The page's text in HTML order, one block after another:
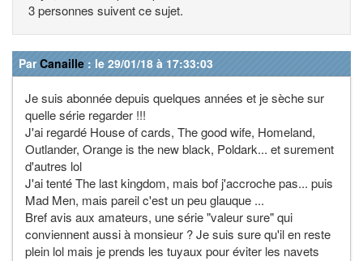
3 personnes suivent ce sujet.
ParCanaille : le 29/01/18 à 17:33:03
Je suis abonnée depuis quelques années et je sèche sur
quelle série regarder !!!
J'ai regardé House of cards, The good wife, Homeland,
Outlander, Orange is the new black, Poldark... et surement
d'autres lol
J'ai tenté The last kingdom, mais bof j'accroche pas... puis
Mad Men, mais pareil c'est un peu glauque ...
Bref avis aux amateurs, une série "valeur sure" qui
conviennent aussi à monsieur ? Je suis sure qu'il en reste
plein lol mais je prends les tuyaux pour éviter les navets